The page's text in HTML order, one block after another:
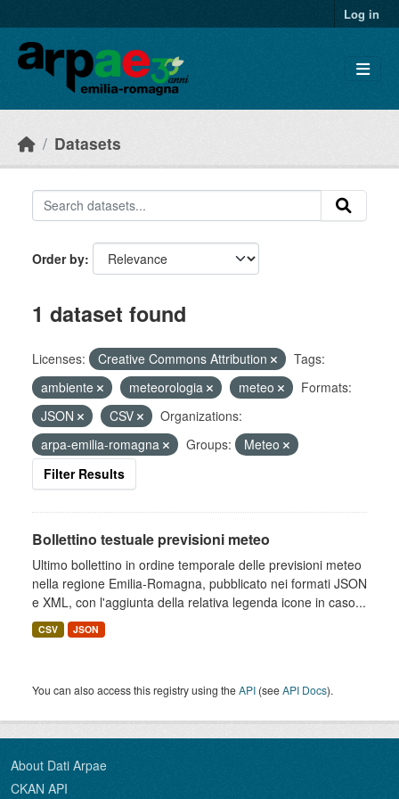
Log in
Datasets
Order by
1 dataset found
Licenses: Creative Commons Attribution
Tags:
ambiente
meteorologia meteo
Formats:
JSON
CSV
Organizations:
arpa-emilia-romagna
Groups:
Meteo
Filter Results
Bollettino testuale previsioni meteo
Ultimo bollettino in ordine temporale delle previsioni meteo
nella regione Emilia-Romagna, pubblicato nei formati JSON
e XML, con l'aggiunta della relativa legenda icone in caso...
CSV JSON
You can also access this registry using theAPI (seeAPI Docs).
About Dati Arpae
CKAN API